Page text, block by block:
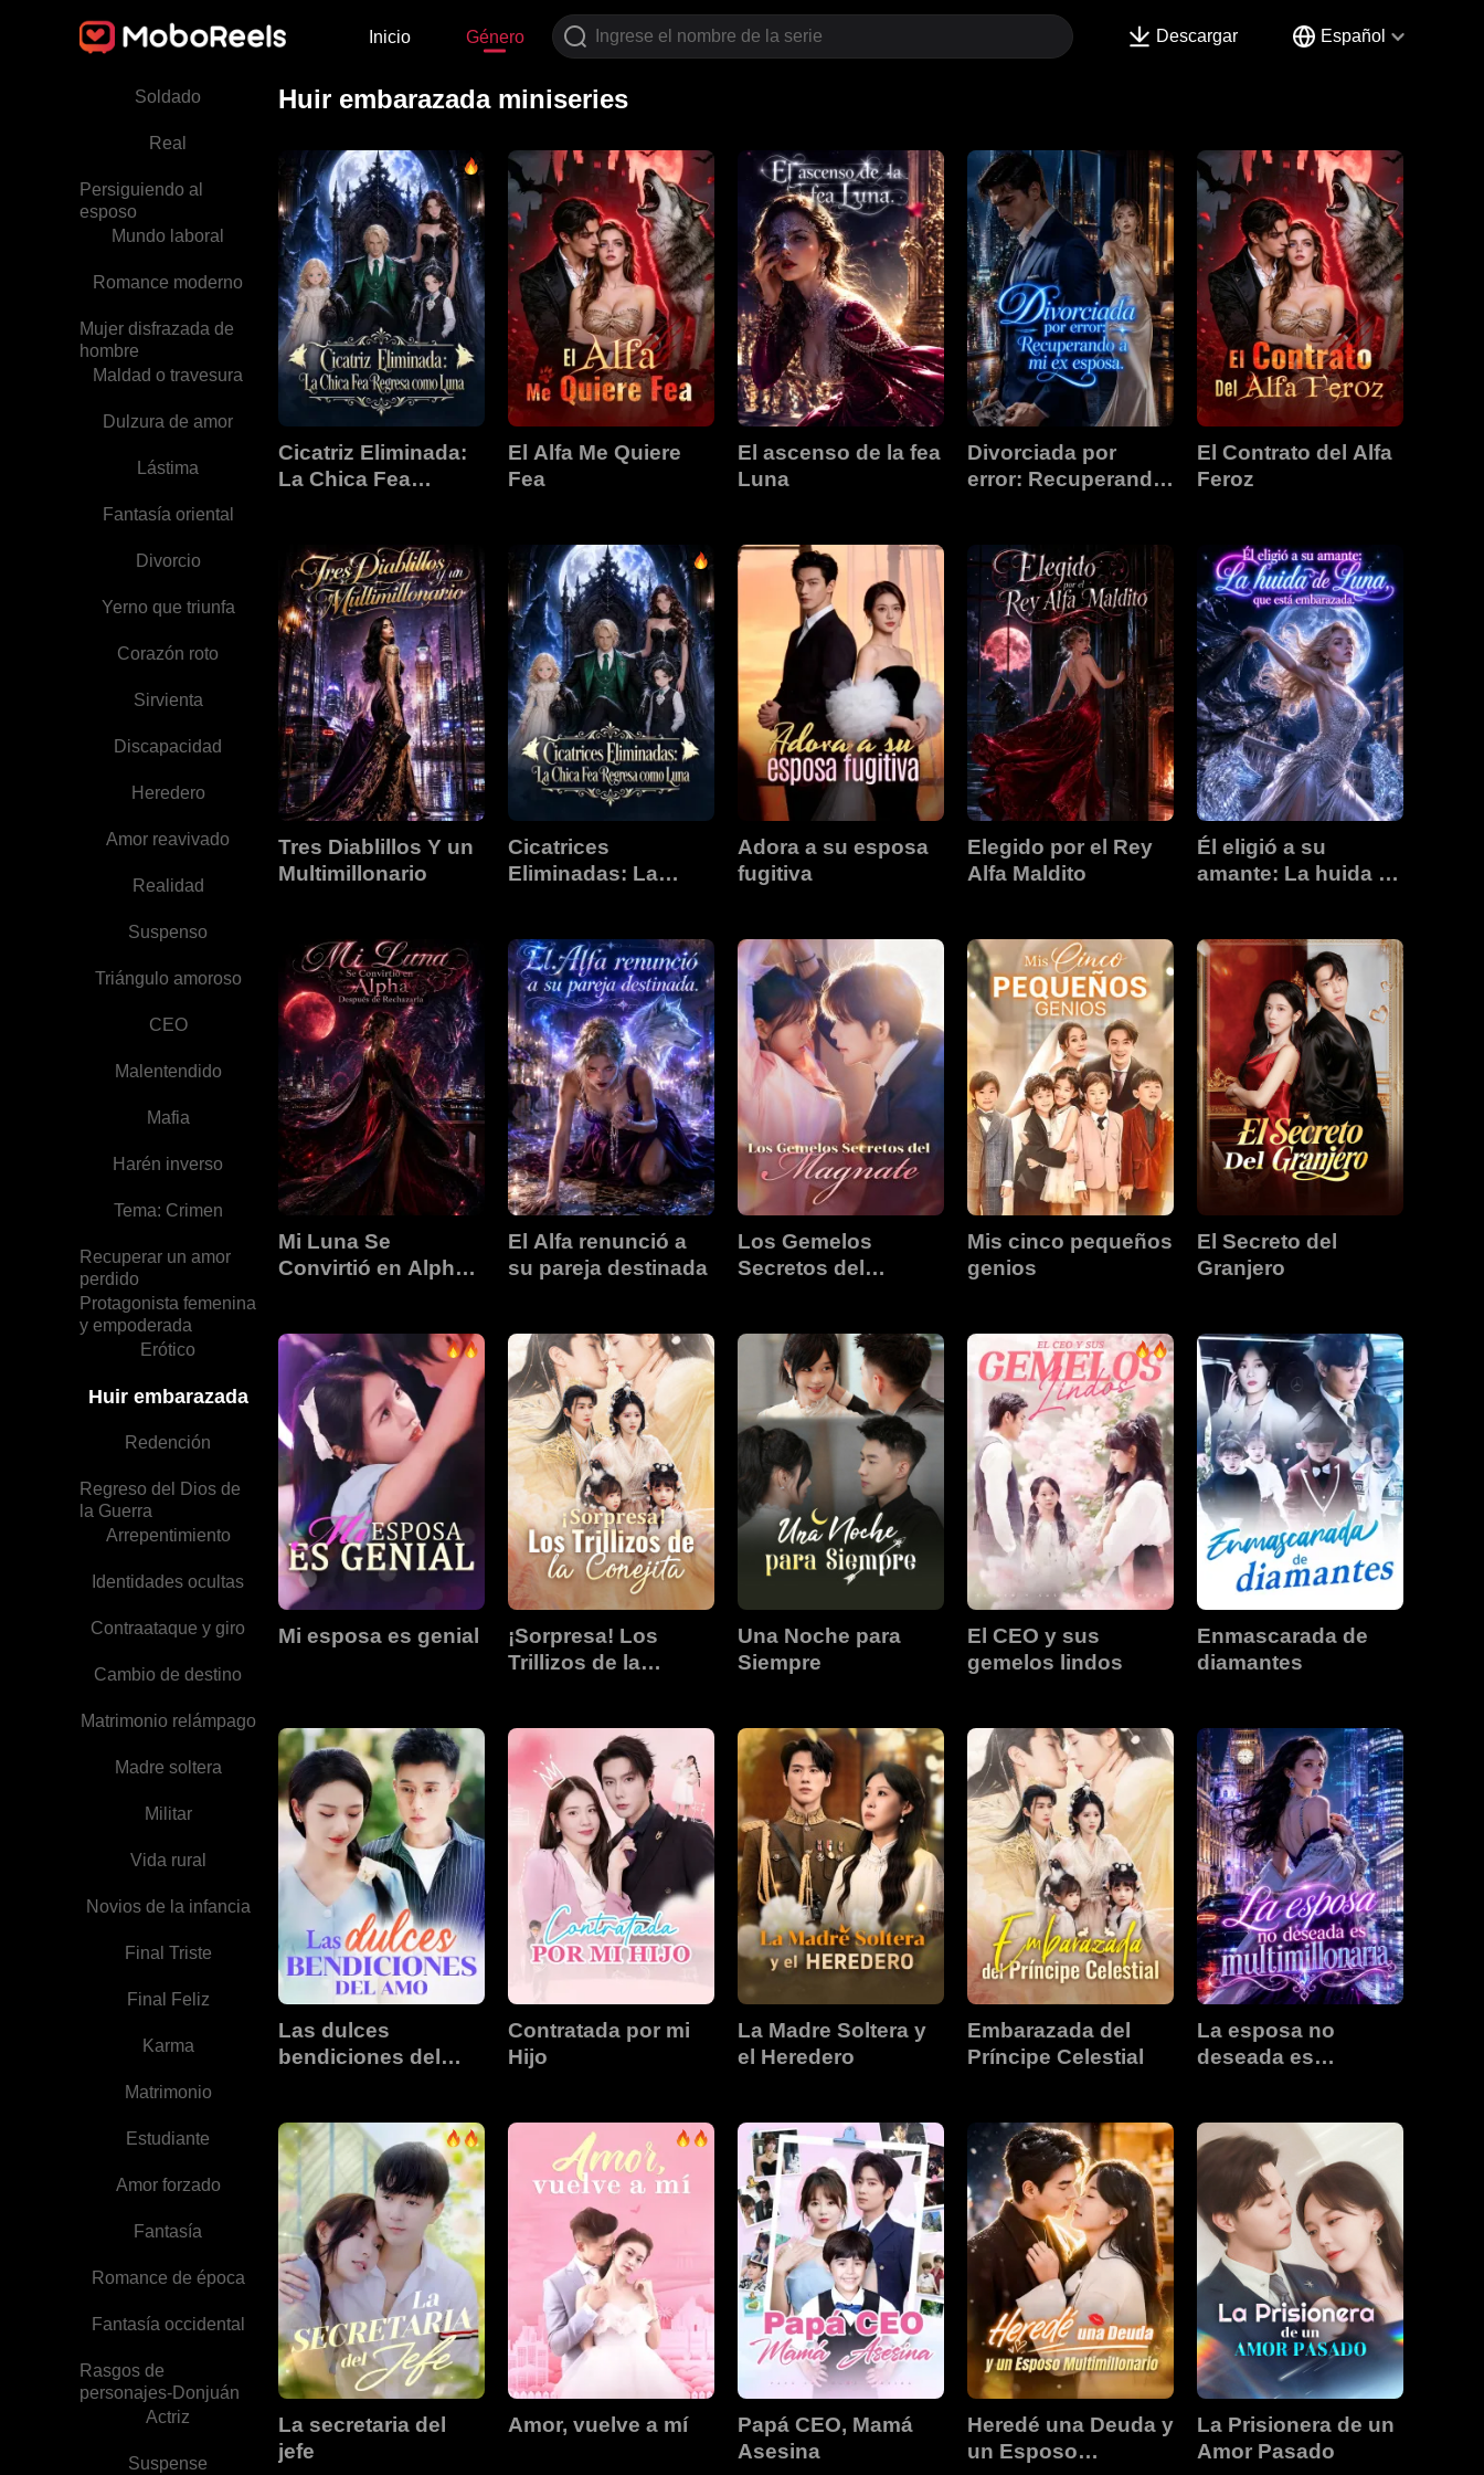
Inicio Género Descargar Español
Médico
Soldado
Real
Persiguiendo al
esposo
Mundo laboral
Romance moderno
Mujer disfrazada de
hombre
Maldad o travesura
Dulzura de amor
Lástima
Fantasía oriental
Divorcio
Yerno que triunfa
Corazón roto
Sirvienta
Discapacidad
Heredero
Amor reavivado
Realidad
Suspenso
Triángulo amoroso
CEO
Malentendido
Mafia
Harén inverso
Tema: Crimen
Recuperar un amor
perdido
Protagonista femenina
y empoderada
Erótico
Huir embarazada
Redención
Regreso del Dios de
la Guerra
Arrepentimiento
Identidades ocultas
Contraataque y giro
Cambio de destino
Matrimonio relámpago
Madre soltera
Militar
Vida rural
Novios de la infancia
Final Triste
Final Feliz
Karma
Matrimonio
Estudiante
Amor forzado
Fantasía
Romance de época
Fantasía occidental
Rasgos de
personajes-Donjuán
Actriz
Suspense
Huir embarazada miniseries
Cicatriz Eliminada:
La Chica Fea
El Alfa Me Quiere
Fea
El ascenso de la fea
Luna
Divorciada por
error: Recuperando
El Contrato del Alfa
Feroz
Tres Diablillos Y un
Multimillonario
Cicatrices
Eliminadas: La
Adora a su esposa
fugitiva
Elegido por el Rey
Alfa Maldito
Él eligió a su
amante: La huida de
Mi Luna Se
Convirtió en Alpha
El Alfa renunció a
su pareja destinada
Los Gemelos
Secretos del
Mis cinco pequeños
genios
El Secreto del
Granjero
Mi esposa es genial
¡Sorpresa! Los
Trillizos de la
Una Noche para
Siempre
El CEO y sus
gemelos lindos
Enmascarada de
diamantes
Las dulces
bendiciones del
Contratada por mi
Hijo
La Madre Soltera y
el Heredero
Embarazada del
Príncipe Celestial
La esposa no
deseada es
La secretaria del
jefe
Amor, vuelve a mí
Papá CEO, Mamá
Asesina
Heredé una Deuda y
un Esposo
La Prisionera de un
Amor Pasado